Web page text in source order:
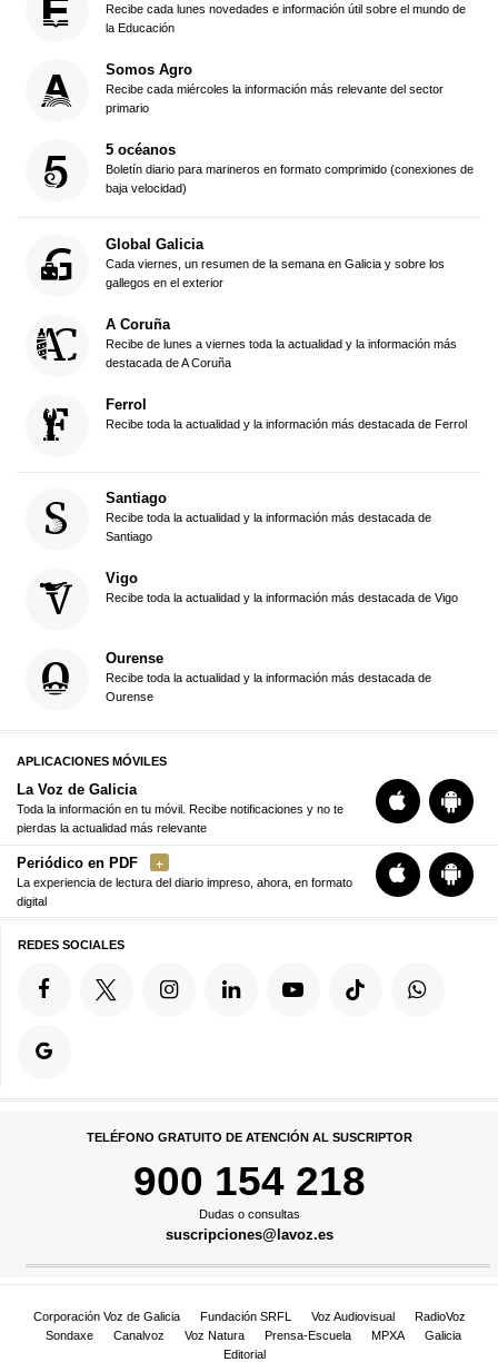
Recibe cada lunes novedades e información útil sobre el mundo de
la Educación
Somos Agro
Recibe cada miércoles la información más relevante del sector
primario
5 océanos
Boletín diario para marineros en formato comprimido (conexiones de
baja velocidad)
Global Galicia
Cada viernes, un resumen de la semana en Galicia y sobre los
gallegos en el exterior
A Coruña
Recibe de lunes a viernes toda la actualidad y la información más
destacada de A Coruña
Ferrol
Recibe toda la actualidad y la información más destacada de Ferrol
Santiago
Recibe toda la actualidad y la información más destacada de
Santiago
Vigo
Recibe toda la actualidad y la información más destacada de Vigo
Ourense
Recibe toda la actualidad y la información más destacada de
Ourense
APLICACIONES MÓVILES
La Voz de Galicia
Toda la información en tu móvil. Recibe notificaciones y no te
pierdas la actualidad más relevante
Periódico en PDF
La experiencia de lectura del diario impreso, ahora, en formato
digital
REDES SOCIALES
TELÉFONO GRATUITO DE ATENCIÓN AL SUSCRIPTOR
900 154 218
Dudas o consultas
suscripciones@lavoz.es
Corporación Voz de Galicia Fundación SRFL Voz Audiovisual
RadioVoz
Sondaxe
Canalvoz Voz Natura Prensa-Escuela MPXA
Galicia
Editorial